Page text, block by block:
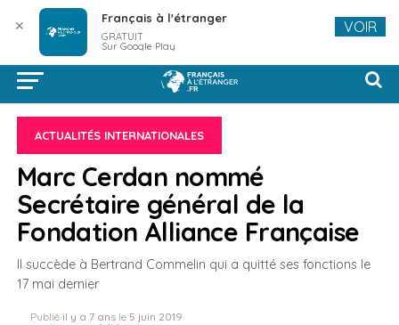
ACTUALITÉS INTERNATIONALES
Marc Cerdan nommé
Secrétaire général de la
Fondation Alliance Française
Il succède à Bertrand Commelin qui a quitté ses fonctions le
17 mai dernier
Publié il y a 7 ans le 5 juin 2019
✕ Français à l'étranger
GRATUIT
Sur Google Play
VOIR